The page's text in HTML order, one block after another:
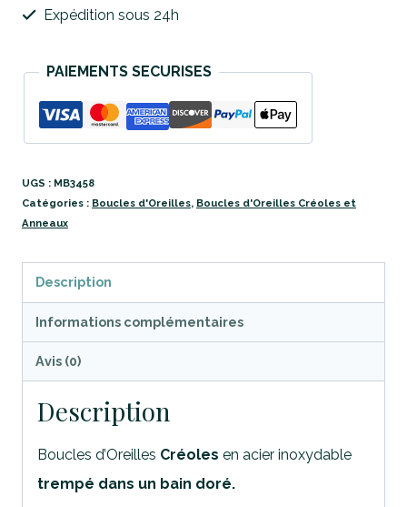
Expédition sous 24h
PAIEMENTS SECURISES
UGS : MB3458
Catégories : Boucles d'Oreilles, Boucles d'Oreilles Créoles et
Anneaux
Description
Informations complémentaires
Avis (0)
Description
Boucles d’Oreilles Créoles en acier inoxydable
trempé dans un bain doré.